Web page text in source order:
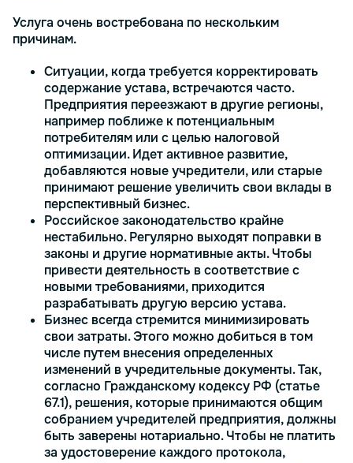
Услуга очень востребована по нескольким
причинам.
Ситуации, когда требуется корректировать
содержание устава, встречаются часто.
Предприятия переезжают в другие регионы,
например поближе к потенциальным
потребителям или с целью налоговой
оптимизации. Идет активное развитие,
добавляются новые учредители, или старые
принимают решение увеличить свои вклады в
перспективный бизнес.
Российское законодательство крайне
нестабильно. Регулярно выходят поправки в
законы и другие нормативные акты. Чтобы
привести деятельность в соответствие с
новыми требованиями, приходится
разрабатывать другую версию устава.
Бизнес всегда стремится минимизировать
свои затраты. Этого можно добиться в том
числе путем внесения определенных
изменений в учредительные документы. Так,
согласно Гражданскому кодексу РФ (статье
67.1), решения, которые принимаются общим
собранием учредителей предприятия, должны
быть заверены нотариально. Чтобы не платить
за удостоверение каждого протокола,